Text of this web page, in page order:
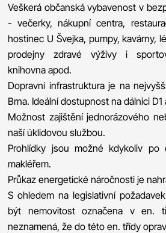
Veškerá občanská vybavenost v
- večerky, nákupní centra,
hostinec U Švejka, pumpy, kavárny,
prodejny zdravé výživy i
knihovna apod.
Dopravní infrastruktura je na
Brna. Ideální dostupnost na dálnici D1
Možnost zajištění jednorázového
naší úklidovou službou.
Prohlídky jsou možné kdykoliv po
makléřem.
Průkaz energetické náročnosti je
S ohledem na legislativní
být nemovitost označena v en.
neznamená, že do této en. třídy